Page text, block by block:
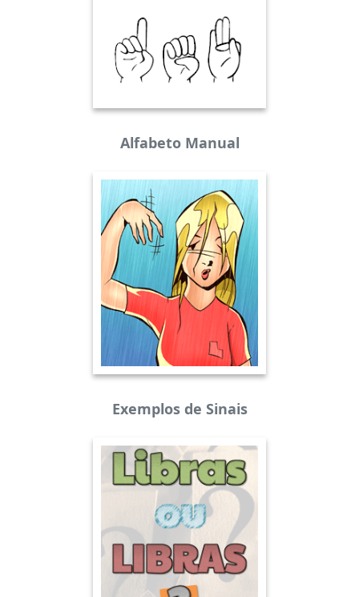
Alfabeto Manual
Exemplos de Sinais